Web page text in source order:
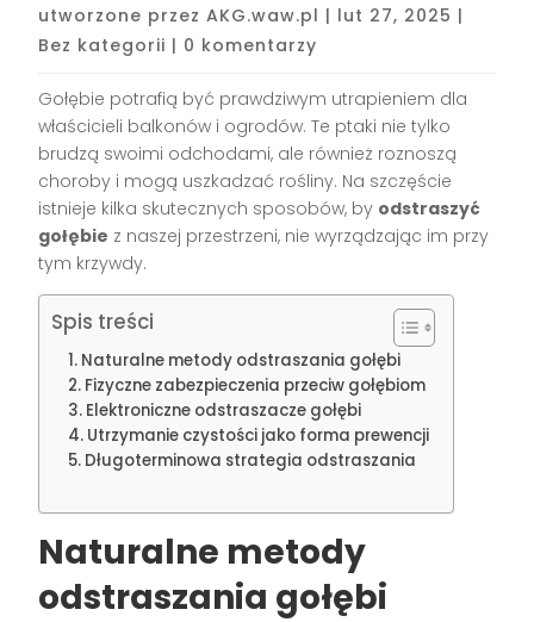
utworzone przezAKG.waw.pl | lut 27, 2025 |
Bez kategorii | 0 komentarzy
Gołębie potrafią być prawdziwym utrapieniem dla
właścicieli balkonów i ogrodów. Te ptaki nie tylko
brudzą swoimi odchodami, ale również roznoszą
choroby i mogą uszkadzać rośliny. Na szczęście
istnieje kilka skutecznych sposobów, by odstraszyć
gołębie z naszej przestrzeni, nie wyrządzając im przy
tym krzywdy.
Spis treści
Naturalne metody odstraszania gołębi
Fizyczne zabezpieczenia przeciw gołębiom
Elektroniczne odstraszacze gołębi
Utrzymanie czystości jako forma prewencji
Długoterminowa strategia odstraszania
Naturalne metody
odstraszania gołębi